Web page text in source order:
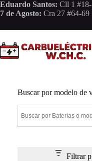
Saltar
al
Eduardo Santos: Cll 1
7 de Agosto: Cra 27 #64-69
Buscar por modelo de
Filtrar